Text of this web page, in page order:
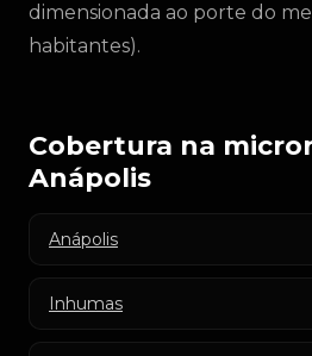
dimensionada ao porte do
habitantes).
Cobertura na
Anápolis
Anápolis
Inhumas